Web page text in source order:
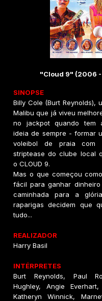
"Cloud 9" (2006
SINOPSE
Billy Cole (Burt Reynolds),
Malibu que já viveu
no jackpot quando tem
ideia de sempre - formar
voleibol de praia com
striptease do clube local
o CLOUD 9.
Mas o que começou
fácil para ganhar
caminhada para a
raparigas decidem que
tudo...
REALIZADOR
Harry Basil
INTÉRPRETES
Burt Reynolds, Paul
Hughley, Angie
Katheryn Winnick,